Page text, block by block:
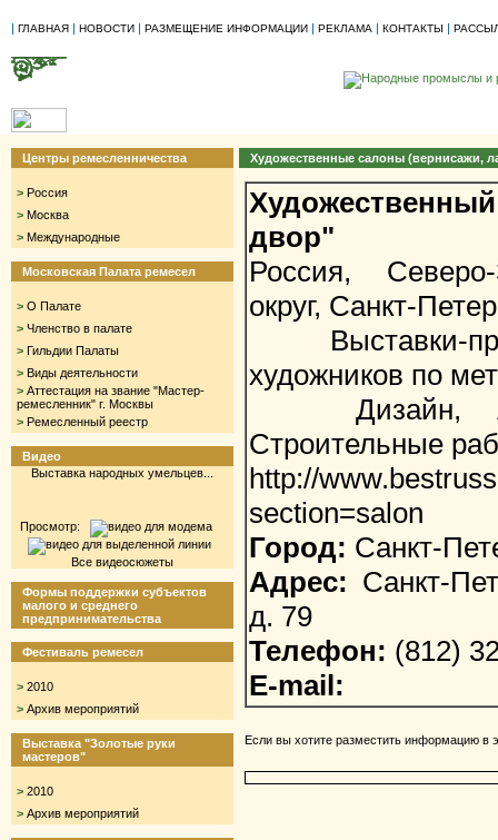
| ГЛАВНАЯ | НОВОСТИ | РАЗМЕЩЕНИЕ ИНФОРМАЦИИ | РЕКЛАМА | КОНТАКТЫ |
Центры ремесленничества
> Россия
> Москва
> Международные
Московская Палата ремесел
> О Палате
> Членство в палате
> Гильдии Палаты
> Виды деятельности
> Аттестация на звание "Мастер-
ремесленник" г. Москвы
> Ремесленный реестр
Видео
Выставка народных умельцев...
Просмотр:
Все видеосюжеты
Формы поддержки субъектов
малого и среднего
предпринимательства
Фестиваль ремесел
> 2010
> Архив мероприятий
Выставка "Золотые руки
мастеров"
> 2010
> Архив мероприятий
Художественные салоны (вернисажи,
двор"
Россия,
округ, Санкт-
Выставки-
художников по
Дизайн,
Строительные
http://
section=salon
Город: Санкт-
Адрес: Санкт-
д. 79
Телефон: (812)
E-mail:
Если вы хотите разместить информацию в